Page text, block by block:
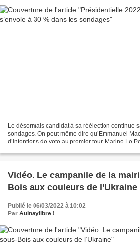
Le désormais candidat à sa réélection continue
sondages. On peut même dire qu’Emmanuel
d’intentions de vote au premier tour. Marine Le
Vidéo. Le campanile de la
Bois aux couleurs de l’Ukraine
Publié le 06/03/2022 à 10:02
Par Aulnaylibre !